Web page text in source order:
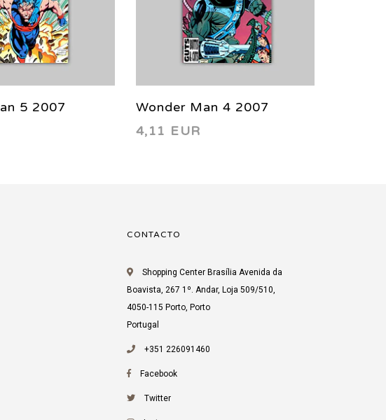
5 2007
Wonder Man 4 2007
4,11 EUR
CONTACTO
Shopping Center Brasília Avenida da
Boavista, 267 1º. Andar, Loja 509/510,
4050-115 Porto, Porto
Portugal
+351 226091460
Facebook
Twitter